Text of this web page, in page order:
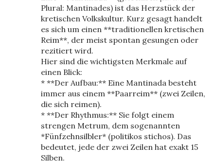
Plural: Mantinades) ist das Herzstück der
kretischen Volkskultur. Kurz gesagt handelt
es sich um einen **traditionellen kretischen
Reim**, der meist spontan gesungen oder
rezitiert wird.
Hier sind die wichtigsten Merkmale auf
einen Blick:
* **Der Aufbau:** Eine Mantinada besteht
immer aus einem **Paarreim** (zwei Zeilen,
die sich reimen).
* **Der Rhythmus:** Sie folgt einem
strengen Metrum, dem sogenannten
*Fünfzehnsilbler* (politikos stichos). Das
bedeutet, jede der zwei Zeilen hat exakt 15
Silben.